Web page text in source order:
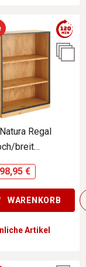
Regal
breit
€
WARENKORB
Artikel